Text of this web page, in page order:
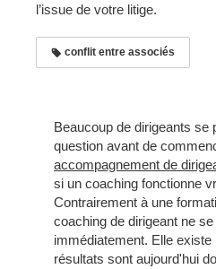
l’issue de votre litige.
conflit entre associés
Beaucoup de dirigeants se
question avant de
accompagnement de
si un coaching fonctionne
Contrairement à une
coaching de dirigeant ne
immédiatement. Elle existe
résultats sont aujourd'hui